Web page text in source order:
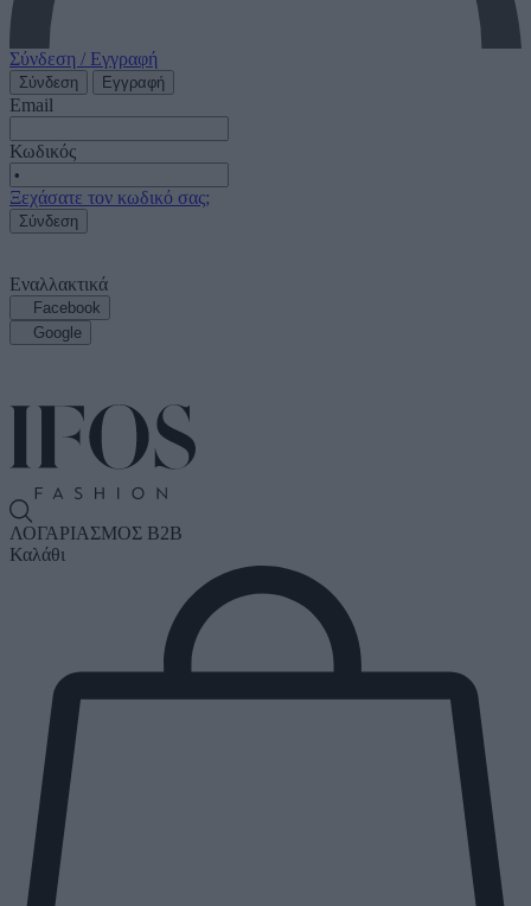
Σύνδεση / Εγγραφή
Σύνδεση Εγγραφή
Email
Κωδικός
Ξεχάσατε τον κωδικό σας;
Σύνδεση
Εναλλακτικά
Facebook
Google
ΛΟΓΑΡΙΑΣΜΟΣ B2B
Καλάθι